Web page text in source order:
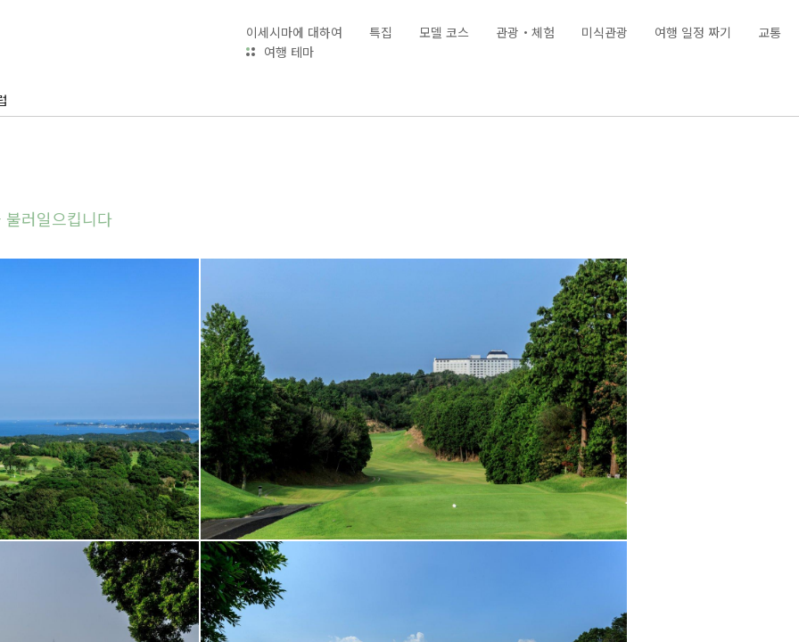
이세시마에 대하여 특집 모델 코스 관광・체험 미식관광 여행 일정 짜기
교통
여행 테마
러일으킵니다